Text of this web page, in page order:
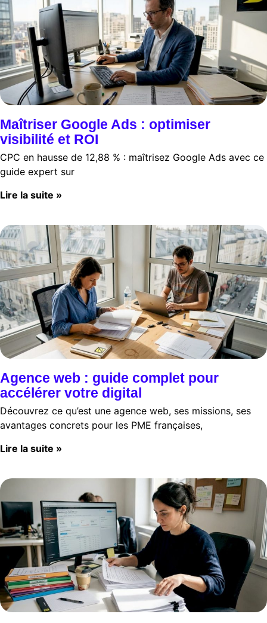
Maîtriser Google Ads : optimiser
visibilité et ROI
CPC en hausse de 12,88 % : maîtrisez Google Ads avec ce
guide expert sur
Lire la suite »
Agence web : guide complet pour
accélérer votre digital
Découvrez ce qu’est une agence web, ses missions, ses
avantages concrets pour les PME françaises,
Lire la suite »